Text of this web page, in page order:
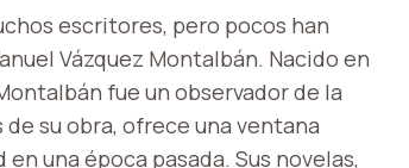
escritores, pero pocos han
Vázquez Montalbán. Nacido en
fue un observador de la
su obra, ofrece una ventana
una época pasada. Sus novelas,